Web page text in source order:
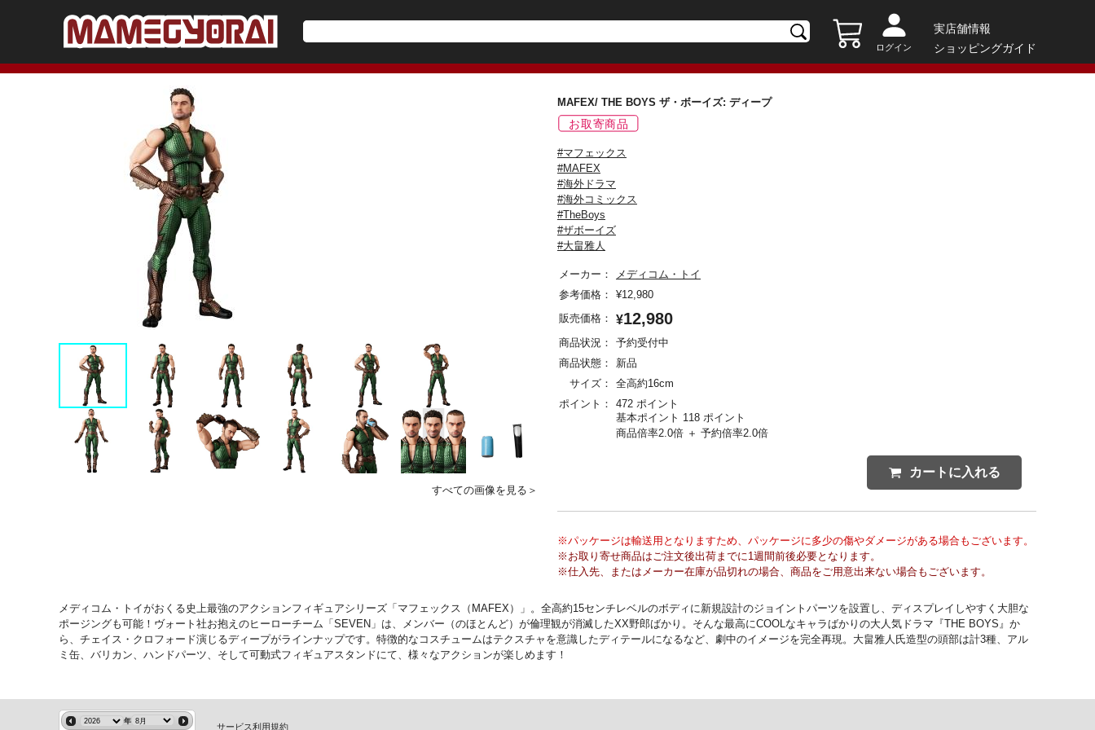
ログイン
実店舗情報
ショッピングガイド
すべての画像を見る＞
MAFEX/ THE BOYS ザ・ボーイズ: ディープ
#マフェックス
#MAFEX
#海外ドラマ
#海外コミックス
#TheBoys
#ザボーイズ
#大畠雅人
メーカー：
メディコム・トイ
参考価格：
¥12,980
販売価格：
¥12,980
商品状況：
予約受付中
商品状態：
新品
サイズ：
全高約16cm
ポイント：
472 ポイント
基本ポイント 118 ポイント
商品倍率2.0倍 ＋ 予約倍率2.0倍
カートに入れる
※パッケージは輸送用となりますため、パッケージに多少の傷やダメージがある場合もございます。
※お取り寄せ商品はご注文後出荷までに1週間前後必要となります。
※仕入先、またはメーカー在庫が品切れの場合、商品をご用意出来ない場合もございます。
メディコム・トイがおくる史上最強のアクションフィギュアシリーズ「マフェックス（MAFEX）」。全高約15センチレベルのボディに新規設計のジョイントパーツを設置し、ディスプレイしやすく大胆な
ポージングも可能！ヴォート社お抱えのヒーローチーム「SEVEN」は、メンバー（のほとんど）が倫理観が消滅したXX野郎ばかり。そんな最高にCOOLなキャラばかりの大人気ドラマ『THE BOYS』か
ら、チェイス・クロフォード演じるディープがラインナップです。特徴的なコスチュームはテクスチャを意識したディテールになるなど、劇中のイメージを完全再現。大畠雅人氏造型の頭部は計3種、アル
ミ缶、バリカン、ハンドパーツ、そして可動式フィギュアスタンドにて、様々なアクションが楽しめます！
年
サービス利用規約